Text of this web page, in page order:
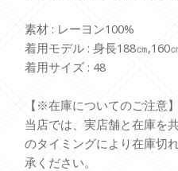
素材 : レーヨン100%
着用モデル : 身長188㎝,160
着用サイズ : 48
【※在庫についてのご注意
当店では、実店舗と在庫を
のタイミングにより在庫切
承ください。